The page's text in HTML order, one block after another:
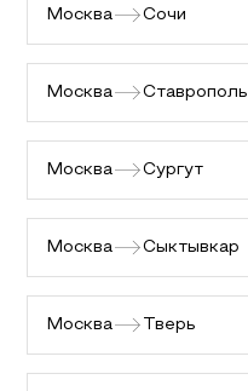
Москва Сочи
Москва Ставрополь
Москва Сургут
Москва Сыктывкар
Москва Тверь